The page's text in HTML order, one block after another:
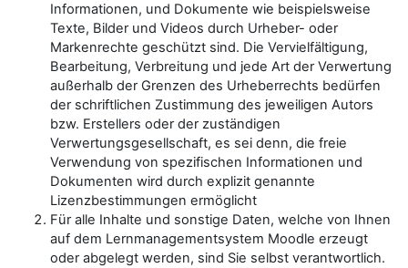
Informationen, und Dokumente wie beispielsweise
Texte, Bilder und Videos durch Urheber- oder
Markenrechte geschützt sind. Die Vervielfältigung,
Bearbeitung, Verbreitung und jede Art der Verwertung
außerhalb der Grenzen des Urheberrechts bedürfen
der schriftlichen Zustimmung des jeweiligen Autors
bzw. Erstellers oder der zuständigen
Verwertungsgesellschaft, es sei denn, die freie
Verwendung von spezifischen Informationen und
Dokumenten wird durch explizit genannte
Lizenzbestimmungen ermöglicht
Für alle Inhalte und sonstige Daten, welche von Ihnen
auf dem Lernmanagementsystem Moodle erzeugt
oder abgelegt werden, sind Sie selbst verantwortlich.